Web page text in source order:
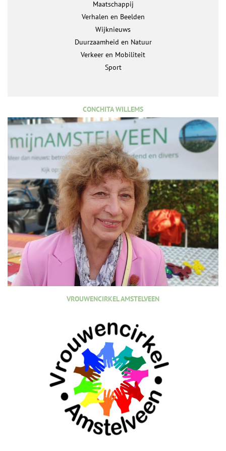
Maatschappij
Verhalen en Beelden
Wijknieuws
Duurzaamheid en Natuur
Verkeer en Mobiliteit
Sport
CONCHITA WILLEMS
VROUWENCIRKEL AMSTELVEEN